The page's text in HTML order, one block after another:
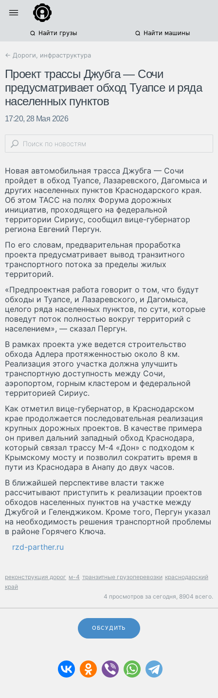
Найти грузы Найти машины
← Дороги, инфраструктура
Проект трассы Джубга — Сочи
предусматривает обход Туапсе и ряда
населенных пунктов
17:20, 28 Мая 2026
Новая автомобильная трасса Джубга — Сочи
пройдет в обход Туапсе, Лазаревского, Дагомыса и
других населенных пунктов Краснодарского края.
Об этом ТАСС на полях Форума дорожных
инициатив, проходящего на федеральной
территории Сириус, сообщил вице-губернатор
региона Евгений Пергун.
По его словам, предварительная проработка
проекта предусматривает вывод транзитного
транспортного потока за пределы жилых
территорий.
«Предпроектная работа говорит о том, что будут
обходы и Туапсе, и Лазаревского, и Дагомыса,
целого ряда населенных пунктов, по сути, которые
поведут поток полностью вокруг территорий с
населением», — сказал Пергун.
В рамках проекта уже ведется строительство
обхода Адлера протяженностью около 8 км.
Реализация этого участка должна улучшить
транспортную доступность между Сочи,
аэропортом, горным кластером и федеральной
территорией Сириус.
Как отметил вице-губернатор, в Краснодарском
крае продолжается последовательная реализация
крупных дорожных проектов. В качестве примера
он привел дальний западный обход Краснодара,
который связал трассу М-4 «Дон» с подходом к
Крымскому мосту и позволил сократить время в
пути из Краснодара в Анапу до двух часов.
В ближайшей перспективе власти также
рассчитывают приступить к реализации проектов
обходов населенных пунктов на участке между
Джубгой и Геленджиком. Кроме того, Пергун указал
на необходимость решения транспортной проблемы
в районе Горячего Ключа.
rzd-parther.ru
реконструкция дорог м-4 транзитные грузоперевозки краснодарский
край
4 просмотров за сегодня, 8904 всего.
ОБСУДИТЬ